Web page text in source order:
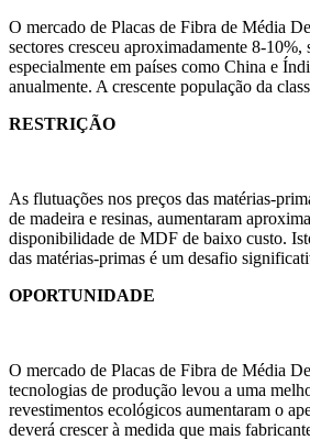
O mercado de Placas de Fibra de Média
sectores cresceu aproximadamente 8-
especialmente em países como China e
anualmente. A crescente população da
RESTRIÇÃO
As flutuações nos preços das matérias-
de madeira e resinas, aumentaram
disponibilidade de MDF de baixo custo.
das matérias-primas é um desafio
OPORTUNIDADE
O mercado de Placas de Fibra de Média
tecnologias de produção levou a uma
revestimentos ecológicos aumentaram o
deverá crescer à medida que mais